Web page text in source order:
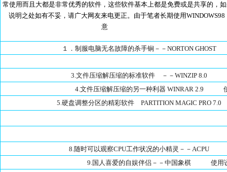
常使用而且大都是非常优秀的软件，这些软件基本上都是免费或是共享的，
说明之处如有不妥，请广大网友来电更正。由于笔者长期使用
１．制服电脑无名故障的杀手锏－－NORTON
3.文件压缩解压缩的标准软件 －－WINZIP
4.文件压缩解压缩的另一种利器 WINRAR
5.硬盘调整分区的精彩软件 PARTITION MAGIC
8.随时可以观察CPU工作状况的小精灵－－
9.国人喜爱的自娱伴侣－－中国象棋